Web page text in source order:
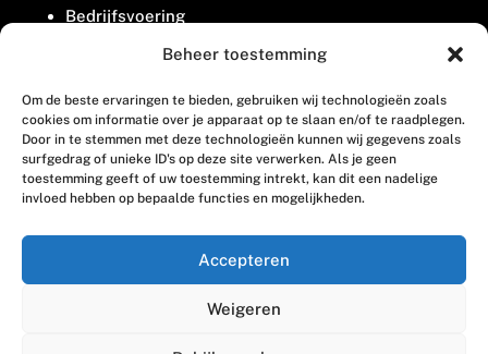
Beheer toestemming
Om de beste ervaringen te bieden, gebruiken wij technologieën zoals
cookies om informatie over je apparaat op te slaan en/of te raadplegen.
Door in te stemmen met deze technologieën kunnen wij gegevens zoals
surfgedrag of unieke ID's op deze site verwerken. Als je geen
toestemming geeft of uw toestemming intrekt, kan dit een nadelige
invloed hebben op bepaalde functies en mogelijkheden.
Accepteren
Weigeren
Bedrijfsvoering
Belangenbehartiging
Contact
Houttuinlaan 8
3447 GM Woerden